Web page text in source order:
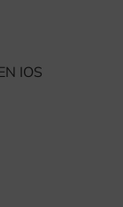
IOS